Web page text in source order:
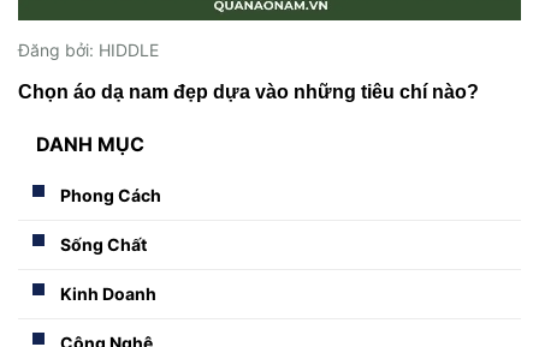
Đăng bởi: HIDDLE
Chọn áo dạ nam đẹp dựa vào những tiêu chí nào?
DANH MỤC
Phong Cách
Sống Chất
Kinh Doanh